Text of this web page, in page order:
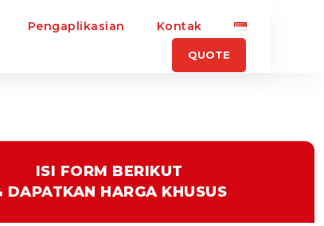
Pengaplikasian Kontak
QUOTE
ISI FORM BERIKUT
DAPATKAN HARGA KHUSUS